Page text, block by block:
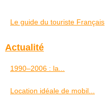
Le guide du touriste Français
Actualité
1990–2006 : la...
Location idéale de mobil...